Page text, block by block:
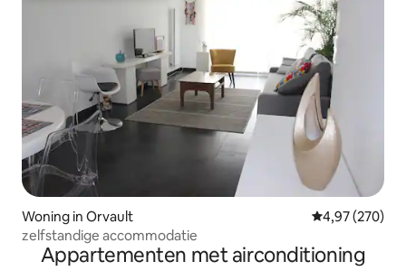
Woning in Orvault Gemiddelde
4,97 (270)
zelfstandige accommodatie
Appartementen met airconditioning